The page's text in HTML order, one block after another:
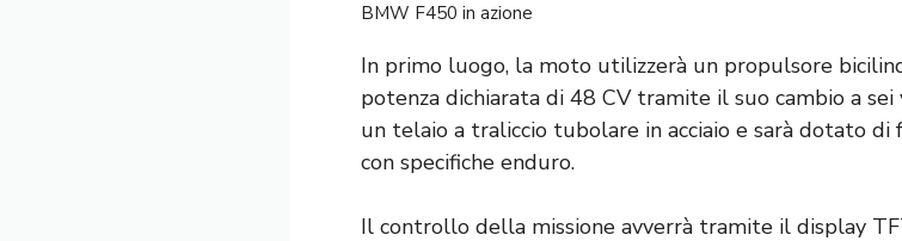
BMW F450 in azione
In primo luogo, la moto utilizzerà un propulsore
potenza dichiarata di 48 CV tramite il suo cambio a
un telaio a traliccio tubolare in acciaio e sarà dotato
con specifiche enduro.
Il controllo della missione avverrà tramite il display